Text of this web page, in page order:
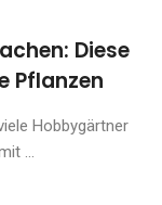
Diese
Pflanzen
Hobbygärtner
...